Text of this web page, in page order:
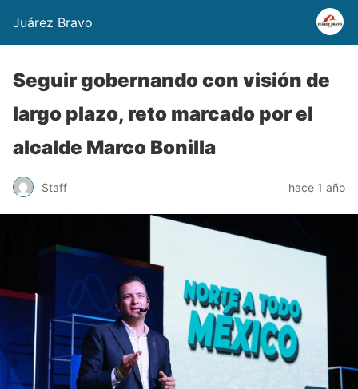
Juárez Bravo
Seguir gobernando con visión de
largo plazo, reto marcado por el
alcalde Marco Bonilla
Staff hace 1 año